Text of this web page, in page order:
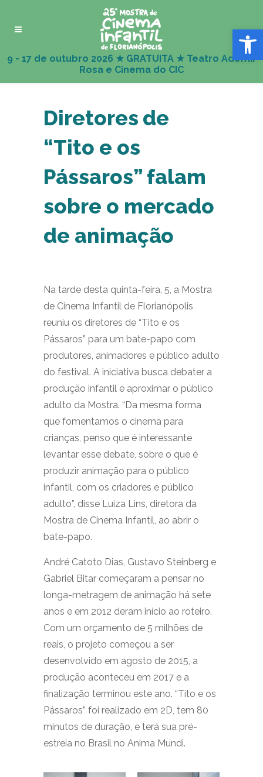
Abrir
Diretores de
“Tito e os
Pássaros” falam
sobre o mercado
de animação
Na tarde desta quinta-feira, 5, a Mostra
de Cinema Infantil de Florianópolis
reuniu os diretores de “Tito e os
Pássaros” para um bate-papo com
produtores, animadores e público adulto
do festival. A iniciativa busca debater a
produção infantil e aproximar o público
adulto da Mostra. “Da mesma forma
que fomentamos o cinema para
crianças, penso que é interessante
levantar esse debate, sobre o que é
produzir animação para o público
infantil, com os criadores e público
adulto”, disse Luiza Lins, diretora da
Mostra de Cinema Infantil, ao abrir o
bate-papo.
André Catoto Dias, Gustavo Steinberg e
Gabriel Bitar começaram a pensar no
longa-metragem de animação há sete
anos e em 2012 deram início ao roteiro.
Com um orçamento de 5 milhões de
reais, o projeto começou a ser
desenvolvido em agosto de 2015, a
produção aconteceu em 2017 e a
finalização terminou este ano. “Tito e os
Pássaros” foi realizado em 2D, tem 80
minutos de duração, e terá sua pré-
estreia no Brasil no Anima Mundi.